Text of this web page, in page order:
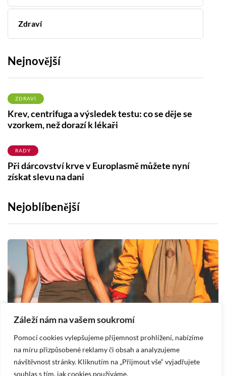
Záleží nám na vašem soukromí
Pomocí cookies vylepšujeme příjemnost prohlížení, nabízíme
na míru přizpůsobené reklamy či obsah a analyzujeme
návštěvnost stránky. Kliknutím na „Přijmout vše“ vyjadřujete
souhlas s tím, jak cookies používáme.
Zdraví
Nejnovější
ZDRAVÍ
Krev, centrifuga a výsledek testu: co se děje se
vzorkem, než dorazí k lékaři
RADY
Při dárcovství krve v Europlasmě můžete nyní
získat slevu na dani
Nejoblíbenější
HOROSKOPY